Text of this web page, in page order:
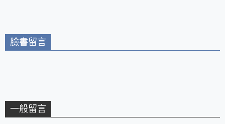
臉書留言
一般留言